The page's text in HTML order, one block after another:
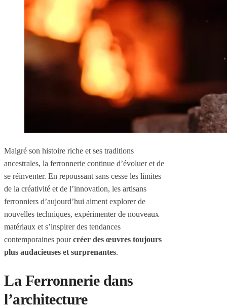
Malgré son histoire riche et ses traditions
ancestrales, la ferronnerie continue d’évoluer et de
se réinventer. En repoussant sans cesse les limites
de la créativité et de l’innovation, les artisans
ferronniers d’aujourd’hui aiment explorer de
nouvelles techniques, expérimenter de nouveaux
matériaux et s’inspirer des tendances
contemporaines pourcréer des œuvres toujours
plus audacieuses et surprenantes.
La Ferronnerie dans
l’architecture